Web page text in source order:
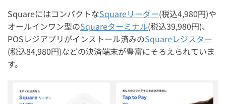
SquareにはコンパクトなSquareリーダー(税込4,980円)や
オールインワン型のSquareターミナル(税込39,980円)、
POSレジアプリがインストール済みのSquareレジスター
(税込84,980円)などの決済端末が豊富にそろえられていま
す。